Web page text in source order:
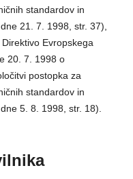
standardov in
21. 7. 1998, str. 37),
Evropskega
20. 7. 1998 o
postopka za
standardov in
5. 8. 1998, str. 18).